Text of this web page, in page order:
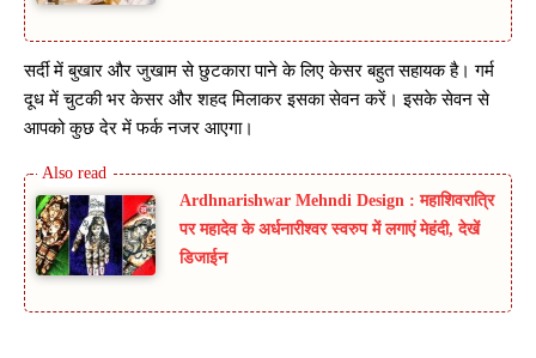
सर्दी में बुखार और जुखाम से छुटकारा पाने के लिए केसर बहुत सहायक है। गर्म
दूध में चुटकी भर केसर और शहद मिलाकर इसका सेवन करें। इसके सेवन से
आपको कुछ देर में फर्क नजर आएगा।
Ardhnarishwar Mehndi Design : महाशिवरात्रि
पर महादेव के अर्धनारीश्वर स्वरुप में लगाएं मेहंदी, देखें
डिजाईन